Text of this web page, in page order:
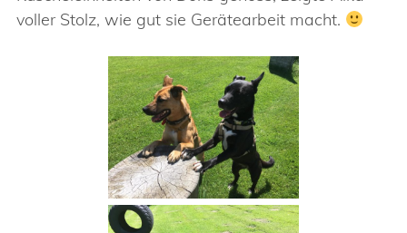
voller Stolz, wie gut sie Gerätearbeit macht.